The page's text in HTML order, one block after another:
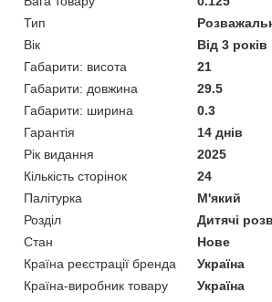
Тип
Вік
Від 3 років
Габарити: висота
21
Габарити: довжина
29.5
Габарити: ширина
0.3
Гарантія
14 днів
Рік видання
2025
Кількість сторінок
24
Палітурка
М'який
Розділ
Дитячі
Стан
Нове
Країна реєстрації бренда
Україна
Країна-виробник товару
Україна